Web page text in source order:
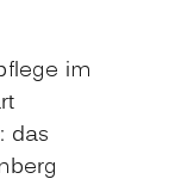
im
das